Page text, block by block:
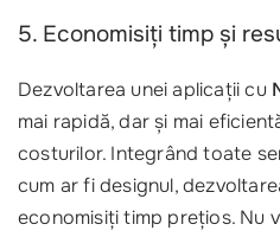
5. Economisiți timp și
Dezvoltarea unei aplicații cu
mai rapidă, dar și mai
costurilor. Integrând toate
cum ar fi designul,
economisiți timp prețios. Nu